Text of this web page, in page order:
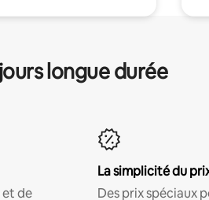
longue durée
et de
La simplicité du
Des prix spéciaux